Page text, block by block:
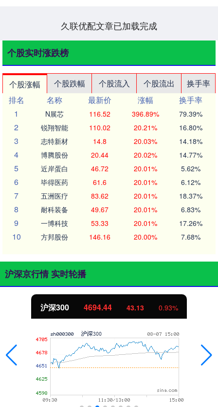
久联优配文章已加载完成
个股实时涨跌榜
个股涨幅 个股跌幅 个股流入 个股流出
换手率
排名
名称 最新价 涨幅
换手率
1
N展芯 116.52 396.89% 79.39%
2 锐翔智能 110.02 20.21% 16.80%
3 志特新材 14.8 20.03% 14.18%
4 博腾股份 20.44 20.02% 14.77%
5 近岸蛋白 46.72 20.01% 5.62%
6 毕得医药 61.6 20.01% 6.12%
7 五洲医疗 83.62 20.01% 18.37%
8 耐科装备 49.67 20.01% 6.83%
9 一博科技 53.33 20.01% 17.26%
10 方邦股份 146.16 20.00% 7.68%
沪深京行情 实时轮播
沪深300 4694.44 43.13 0.93%